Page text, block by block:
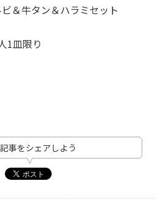
タン＆ハラミセット
1皿限り
事をシェアしよう